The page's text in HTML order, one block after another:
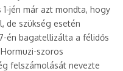
jén már azt mondta, hogy
de szükség esetén
én bagatellizálta a félidős
szoros
felszámolását nevezte